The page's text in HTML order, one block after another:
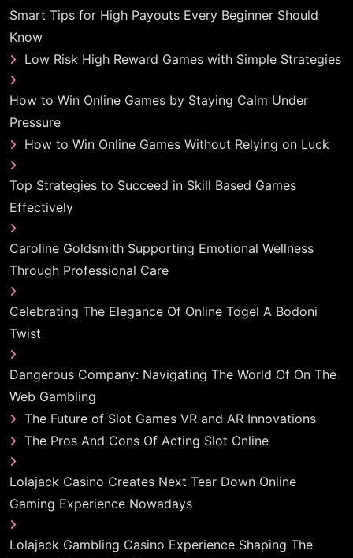
Smart Tips for High Payouts Every Beginner Should
Know
Low Risk High Reward Games with Simple Strategies
How to Win Online Games by Staying Calm Under
Pressure
How to Win Online Games Without Relying on Luck
Top Strategies to Succeed in Skill Based Games
Effectively
Caroline Goldsmith Supporting Emotional Wellness
Through Professional Care
Celebrating The Elegance Of Online Togel A Bodoni
Twist
Dangerous Company: Navigating The World Of On The
Web Gambling
The Future of Slot Games VR and AR Innovations
The Pros And Cons Of Acting Slot Online
Lolajack Casino Creates Next Tear Down Online
Gaming Experience Nowadays
Lolajack Gambling Casino Experience Shaping The